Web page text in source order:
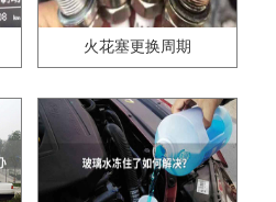
火花塞更换周期